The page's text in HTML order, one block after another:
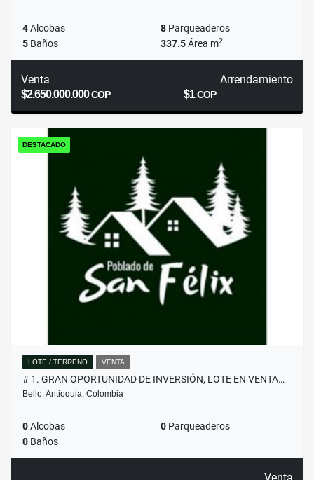
4Alcobas 8 Parqueaderos
5 Baños 337.5Área m2
Venta
$2.650.000.000COP
Arrendamiento
$1COP
DESTACADO
LOTE / TERRENO VENTA
# 1. GRAN OPORTUNIDAD DE INVERSIÓN, LOTE EN VENTA…
Bello, Antioquia, Colombia
0Alcobas 0 Parqueaderos
0 Baños